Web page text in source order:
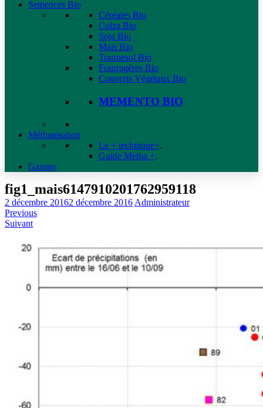
Semences Bio
Céréales Bio
Colza Bio
Soja Bio
Maïs Bio
Tournesol Bio
Fourragères Bio
Couverts Végétaux Bio
MEMENTO BIO
Méthanisation
Le + technique+.
Guide Metha +.
Gazons
fig1_mais6147910201762959118
2 décembre 20162 décembre 2016 Administrateur
Previous
Suivant